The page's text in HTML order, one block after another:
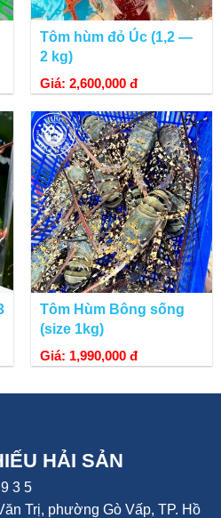
Tôm hùm đỏ Úc (1,2 —
2 kg)
Giá: 2,600,000 đ
Tôm Hùm Bông sống
(size 1kg)
Giá: 1,990,000 đ
HẢI SẢN
3 5
Trị, phường Gò Vấp, TP. Hồ